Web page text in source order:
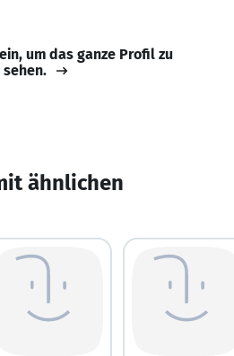
um das ganze Profil zu
sehen.
ähnlichen